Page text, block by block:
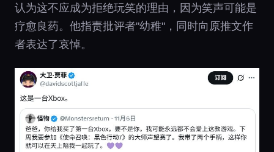
认为这不应成为拒绝玩笑的理由，因为笑声可能是
疗愈良药。他指责批评者"幼稚"，同时向原推文作
者表达了哀悼。